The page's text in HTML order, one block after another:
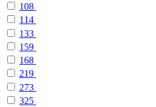
108
114
133
159
168
219
273
325